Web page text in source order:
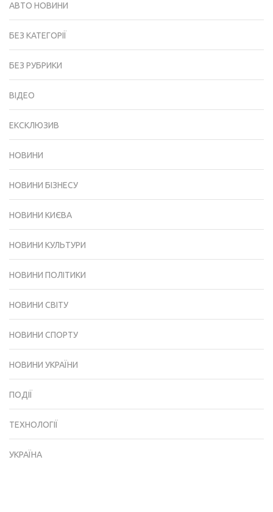
АВТО НОВИНИ
БЕЗ КАТЕГОРІЇ
БЕЗ РУБРИКИ
ВІДЕО
ЕКСКЛЮЗИВ
НОВИНИ
НОВИНИ БІЗНЕСУ
НОВИНИ КИЄВА
НОВИНИ КУЛЬТУРИ
НОВИНИ ПОЛІТИКИ
НОВИНИ СВІТУ
НОВИНИ СПОРТУ
НОВИНИ УКРАЇНИ
ПОДІЇ
ТЕХНОЛОГІЇ
УКРАЇНА